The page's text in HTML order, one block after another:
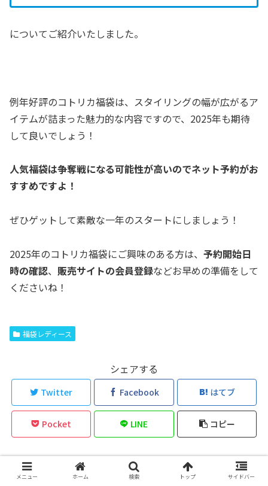
についてご紹介いたしました。
例年好評のコトリカ福袋は、スタイリングの幅が広がるア
イテムが詰まった魅力的な内容ですので、2025年も期待
して良いでしょう！
人気福袋は争奪戦になる可能性が高いのでネット予約がお
すすめですよ！
ぜひゲットして素敵な一年のスタートにしましょう！
2025年のコトリカ福袋にご興味のある方は、 予約開始日
時の確認、 販売サイトの会員登録などお早めの準備をして
くださいね！
福袋レディース
シェアする
Twitter Facebook はてブ
Pocket LINE コピー
hiiをフォローする
メニュー ホーム 検索 トップ サイドバー